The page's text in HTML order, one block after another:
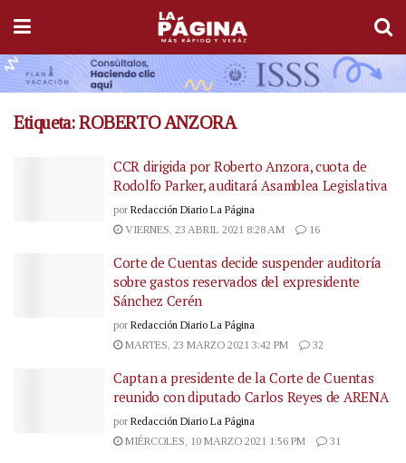
Etiqueta:ROBERTO ANZORA
CCR dirigida por Roberto Anzora, cuota de
Rodolfo Parker, auditará Asamblea Legislativa
por Redacción Diario La Página
VIERNES, 23 ABRIL 2021 8:28 AM
16
Corte de Cuentas decide suspender auditoría
sobre gastos reservados del expresidente
Sánchez Cerén
por Redacción Diario La Página
MARTES, 23 MARZO 2021 3:42 PM
32
Captan a presidente de la Corte de Cuentas
reunido con diputado Carlos Reyes de ARENA
por Redacción Diario La Página
MIÉRCOLES, 10 MARZO 2021 1:56 PM
31